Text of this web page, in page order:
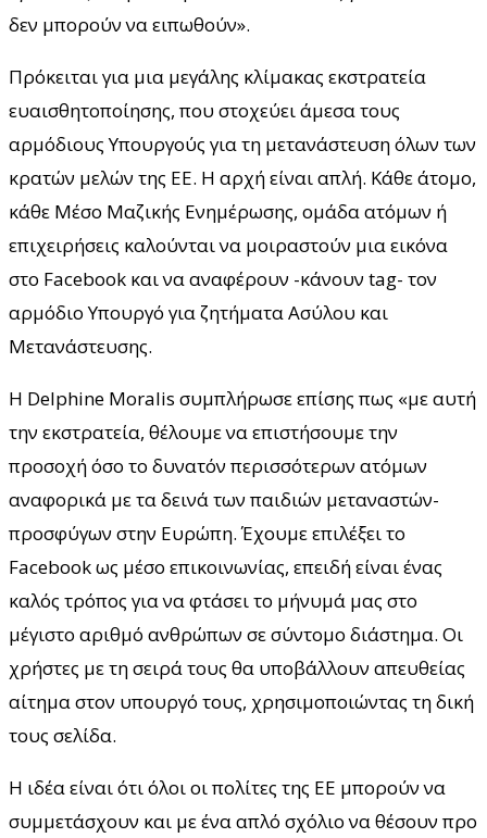
δεν μπορούν να ειπωθούν».
Πρόκειται για μια μεγάλης κλίμακας εκστρατεία
ευαισθητοποίησης, που στοχεύει άμεσα τους
αρμόδιους Υπουργούς για τη μετανάστευση όλων των
κρατών μελών της ΕΕ. Η αρχή είναι απλή. Κάθε άτομο,
κάθε Μέσο Μαζικής Ενημέρωσης, ομάδα ατόμων ή
επιχειρήσεις καλούνται να μοιραστούν μια εικόνα
στο Facebook και να αναφέρουν -κάνουν tag- τον
αρμόδιο Υπουργό για ζητήματα Ασύλου και
Μετανάστευσης.
Η Delphine Moralis συμπλήρωσε επίσης πως «με αυτή
την εκστρατεία, θέλουμε να επιστήσουμε την
προσοχή όσο το δυνατόν περισσότερων ατόμων
αναφορικά με τα δεινά των παιδιών μεταναστών-
προσφύγων στην Ευρώπη. Έχουμε επιλέξει το
Facebook ως μέσο επικοινωνίας, επειδή είναι ένας
καλός τρόπος για να φτάσει το μήνυμά μας στο
μέγιστο αριθμό ανθρώπων σε σύντομο διάστημα. Οι
χρήστες με τη σειρά τους θα υποβάλλουν απευθείας
αίτημα στον υπουργό τους, χρησιμοποιώντας τη δική
τους σελίδα.
Η ιδέα είναι ότι όλοι οι πολίτες της ΕΕ μπορούν να
συμμετάσχουν και με ένα απλό σχόλιο να θέσουν προ